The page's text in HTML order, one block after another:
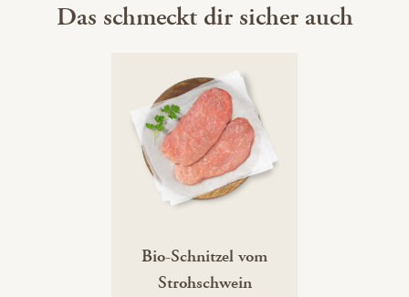
Das schmeckt dir sicher auch
Bio-Schnitzel vom
Strohschwein